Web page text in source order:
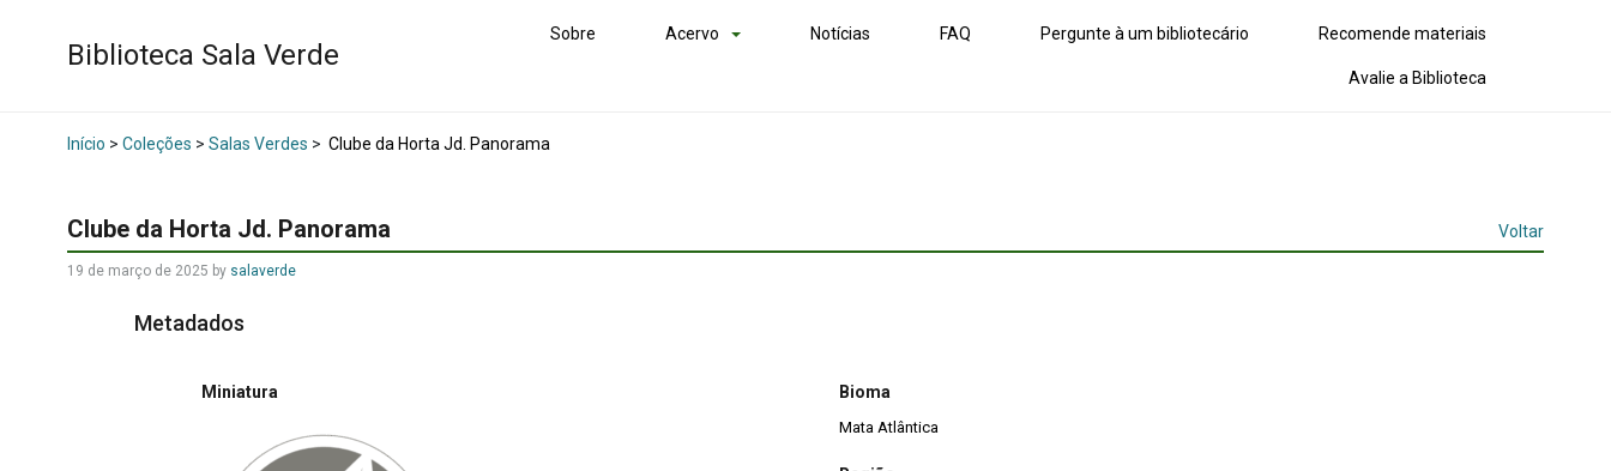
Biblioteca Sala Verde
Sobre Acervo Notícias FAQ Pergunte à um bibliotecário Recomende materiais
Avalie a Biblioteca
Início > Coleções > Salas Verdes > Clube da Horta Jd. Panorama
Clube da Horta Jd. Panorama Voltar
19 de março de 2025 by salaverde
Metadados
Miniatura Bioma
Mata Atlântica